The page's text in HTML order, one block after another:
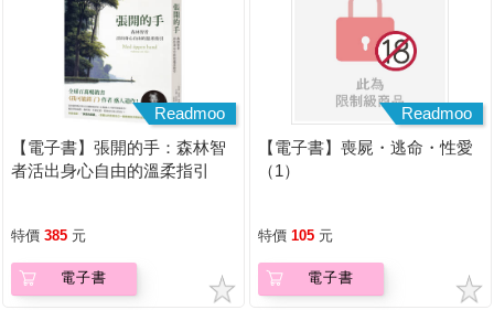
Readmoo
【電子書】張開的手：森林智
者活出身心自由的溫柔指引
特價 385 元
電子書
Readmoo
【電子書】喪屍・逃命・性愛
（1）
特價 105 元
電子書